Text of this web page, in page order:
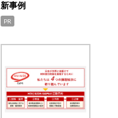
新事例
PR